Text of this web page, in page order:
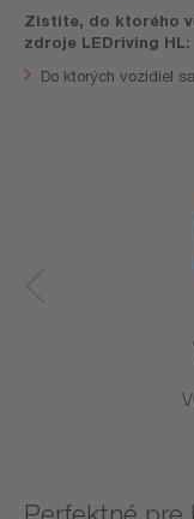
Zistite, do ktorého
zdroje LEDriving HL:
Do ktorých vozidiel